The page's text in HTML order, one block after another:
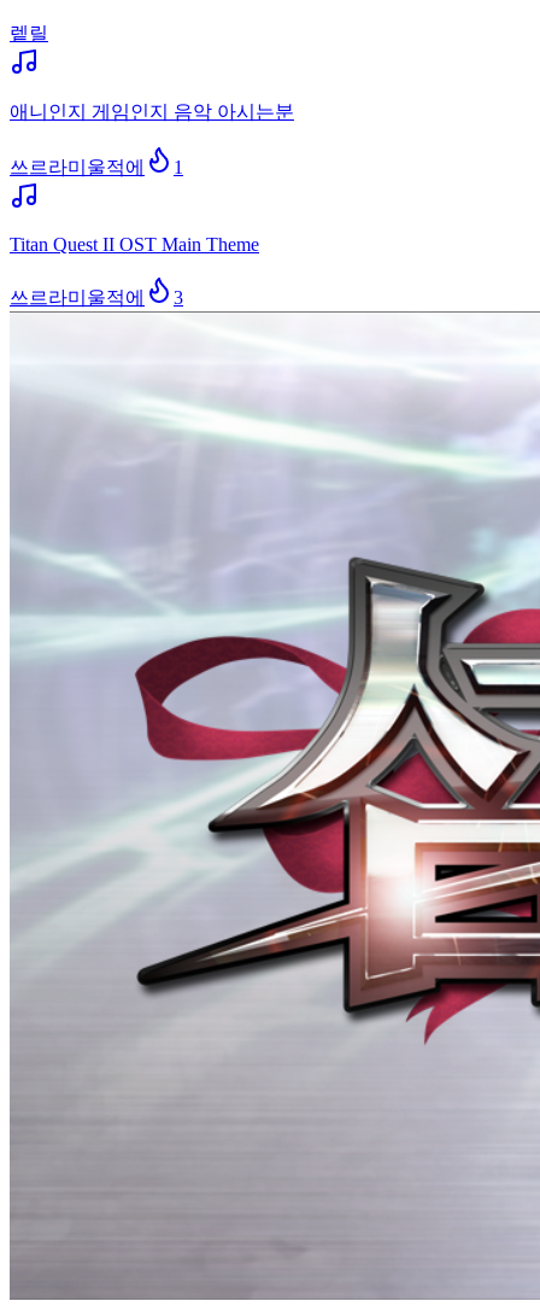
렡릴
애니인지 게임인지 음악 아시는분
쓰르라미울적에 1
Titan Quest II OST Main Theme
쓰르라미울적에 3